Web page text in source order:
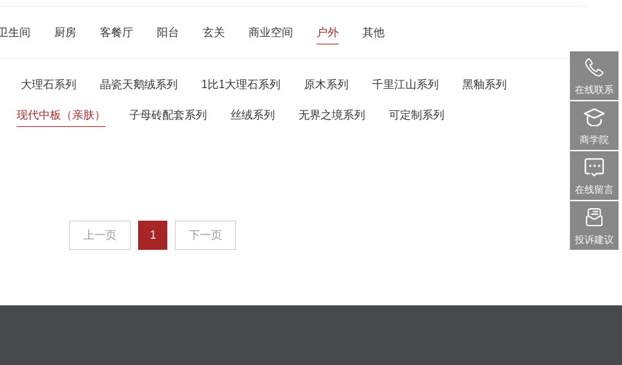
生间 厨房 客餐厅 阳台 玄关 商业空间 户外 其他
大理石系列 晶瓷天鹅绒系列 1比1大理石系列 原木系列 千里江山系列 黑釉系列
现代中板（亲肤） 子母砖配套系列 丝绒系列 无界之境系列 可定制系列
上一页 1 下一页
在线联系
商学院
在线留言
投诉建议